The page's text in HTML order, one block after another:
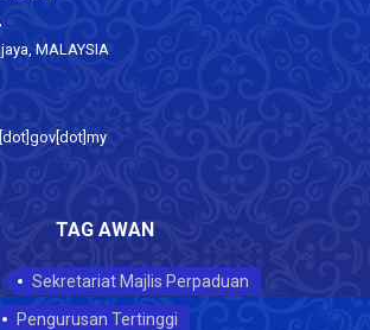
MALAYSIA
TAG AWAN
Sekretariat Majlis Perpaduan
Pengurusan Tertinggi